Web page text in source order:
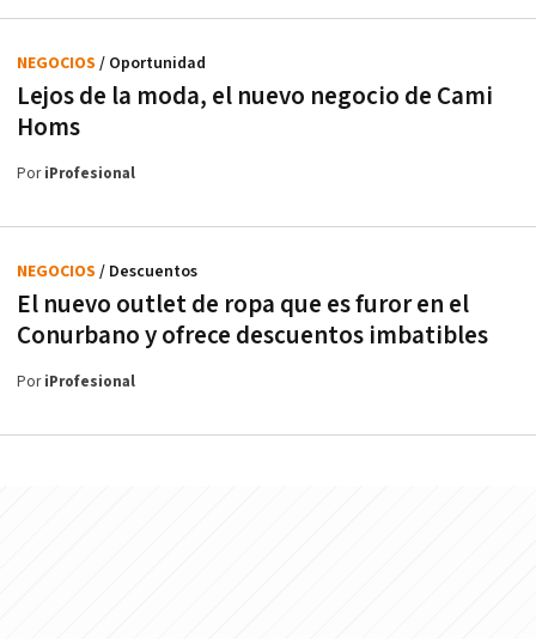
Lejos de la moda, el nuevo negocio de Cami
Homs
NEGOCIOS / Oportunidad
PoriProfesional
El nuevo outlet de ropa que es furor en el
Conurbano y ofrece descuentos imbatibles
NEGOCIOS / Descuentos
PoriProfesional